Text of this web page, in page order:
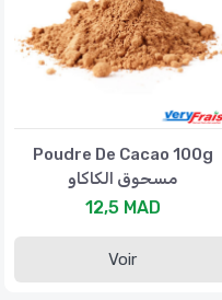
Poudre De Cacao 100g
مسحوق الكاكاو
12,5 MAD
Voir